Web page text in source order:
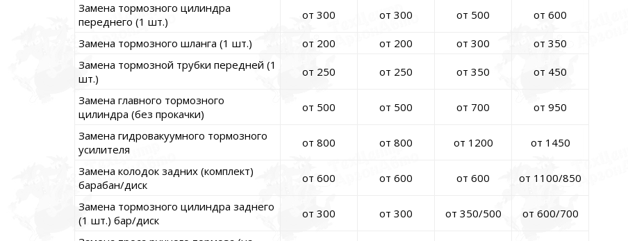
Замена тормозного цилиндра
переднего (1 шт.)
от 300 от 300 от 500 от 600
Замена тормозного шланга (1 шт.) от 200 от 200 от 300
от 350
Замена тормозной трубки передней (1
шт.)
от 250 от 250 от 350 от 450
Замена главного тормозного
цилиндра (без прокачки)
от 500 от 500 от 700 от 950
Замена гидровакуумного тормозного
усилителя
от 800 от 800 от 1200 от 1450
Замена колодок задних (комплект)
барабан/диск
от 600 от 600 от 600 от 1100/850
Замена тормозного цилиндра заднего
(1 шт.) бар/диск
от 300 от 300 от 350/500 от 600/700